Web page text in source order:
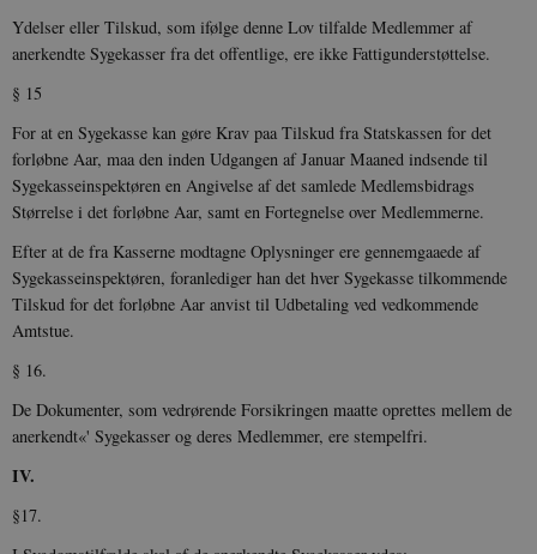
Ydelser eller Tilskud, som ifølge denne Lov tilfalde Medlemmer af
anerkendte Sygekasser fra det offentlige, ere ikke Fattigunderstøttelse.
§ 15
For at en Sygekasse kan gøre Krav paa Tilskud fra Statskassen for det
forløbne Aar, maa den inden Udgangen af Januar Maaned indsende til
Sygekasseinspektøren en Angivelse af det samlede Medlemsbidrags
Størrelse i det forløbne Aar, samt en Fortegnelse over Medlemmerne.
Efter at de fra Kasserne modtagne Oplysninger ere gennemgaaede af
Sygekasseinspek­tøren, foranlediger han det hver Sygekasse tilkommende
Tilskud for det forløbne Aar anvist til Udbetaling ved vedkommende
Amtstue.
§ 16.
De Dokumenter, som vedrørende Forsikringen maatte oprettes mellem de
anerkendt«' Sygekasser og deres Medlemmer, ere stempelfri.
IV.
§17.